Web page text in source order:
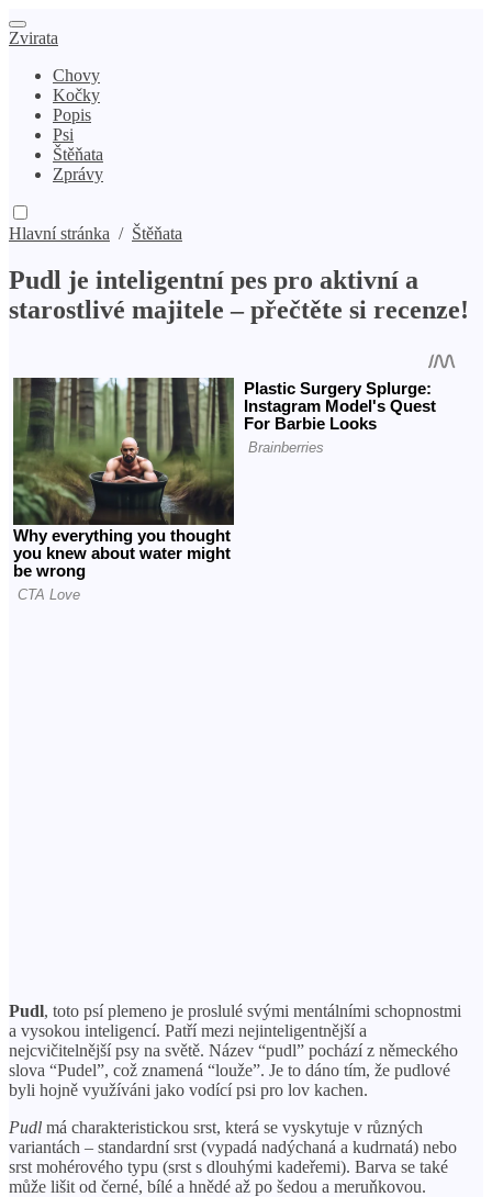
Zvirata
Chovy
Kočky
Popis
Psi
Štěňata
Zprávy
Hlavní stránka / Štěňata
Pudl je inteligentní pes pro aktivní a
starostlivé majitele – přečtěte si recenze!
Pudl, toto psí plemeno je proslulé svými mentálními schopnostmi
a vysokou inteligencí. Patří mezi nejinteligentnější a
nejcvičitelnější psy na světě. Název “pudl” pochází z německého
slova “Pudel”, což znamená “louže”. Je to dáno tím, že pudlové
byli hojně využíváni jako vodící psi pro lov kachen.
Pudl má charakteristickou srst, která se vyskytuje v různých
variantách – standardní srst (vypadá nadýchaná a kudrnatá) nebo
srst mohérového typu (srst s dlouhými kadeřemi). Barva se také
může lišit od černé, bílé a hnědé až po šedou a meruňkovou.